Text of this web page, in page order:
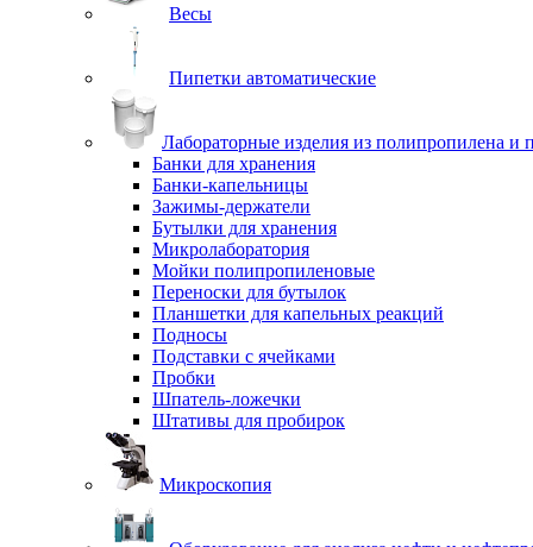
Весы
Пипетки автоматические
Лабораторные изделия из полипропилена и
Банки для хранения
Банки-капельницы
Зажимы-держатели
Бутылки для хранения
Микролаборатория
Мойки полипропиленовые
Переноски для бутылок
Планшетки для капельных реакций
Подносы
Подставки с ячейками
Пробки
Шпатель-ложечки
Штативы для пробирок
Микроскопия